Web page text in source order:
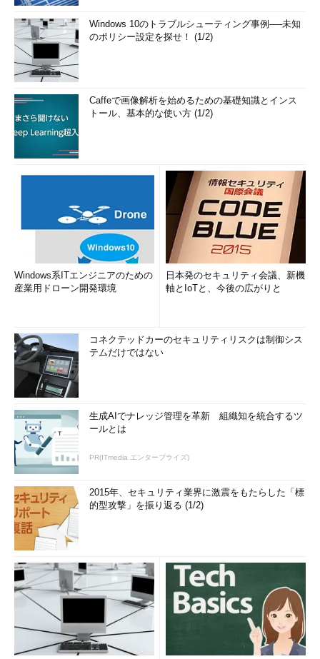
Windows 10のトラブルシューティング事例──未知
のポリシー設定を探せ！ (1/2)
Caffeで画像解析を始めるための基礎知識とインス
トール、基本的な使い方 (1/2)
Windows系ITエンジニアのための
産業用ドローン開発環境
日本発のセキュリティ会議、新機
軸とIoTと、今後の広がりと
コネクテッドカーのセキュリティリスクは制御シス
テムだけではない
生成AIでナレッジ管理を革新 組織知を統合するツ
ールとは
PR(ITmedia エンタープライズ)
2015年、セキュリティ業界に激震をもたらした「標
的型攻撃」を振り返る (1/2)